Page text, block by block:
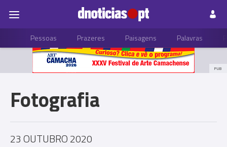
Pessoas Prazeres Paisagens Palavras
PUB
Fotografia
23 OUTUBRO 2020